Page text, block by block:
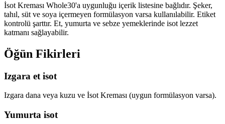
İsot Kreması Whole30'a uygunluğu içerik listesine bağlıdır. Şeker,
tahıl, süt ve soya içermeyen formülasyon varsa kullanılabilir. Etiket
kontrolü şarttır. Et, yumurta ve sebze yemeklerinde isot lezzet
katmanı sağlayabilir.
Öğün Fikirleri
Izgara et isot
Izgara dana veya kuzu ve İsot Kreması (uygun formülasyon varsa).
Yumurta isot